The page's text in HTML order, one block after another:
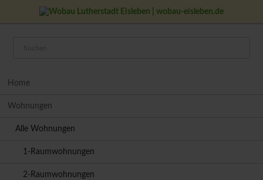
Home
Wohnungen
Alle Wohnungen
1-Raumwohnungen
2-Raumwohnungen